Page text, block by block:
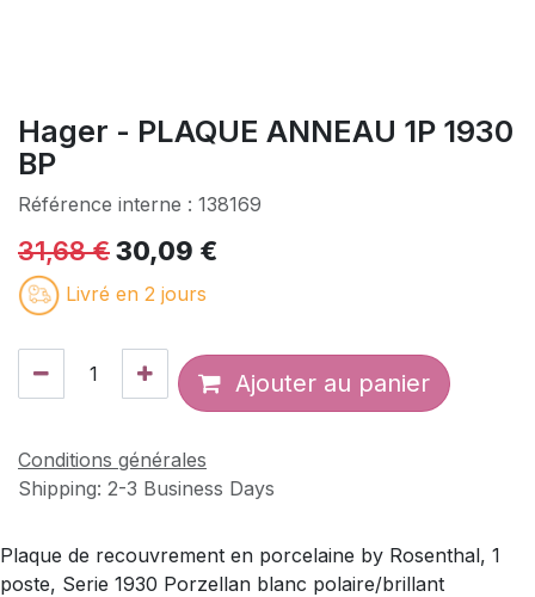
Hager - PLAQUE ANNEAU 1P 1930
BP
Référence interne : 138169
31,68€30,09 €
Livré en 2 jours
Ajouter au panier
Conditions générales
Shipping: 2-3 Business Days
Plaque de recouvrement en porcelaine by Rosenthal, 1
poste, Serie 1930 Porzellan blanc polaire/brillant